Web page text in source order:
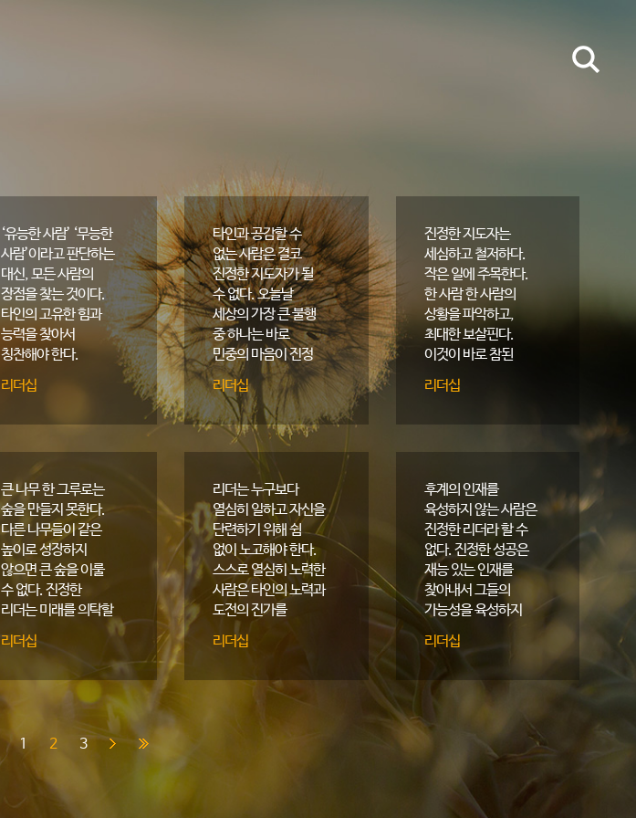
‘유능한 사람’ ‘무능한
사람’이라고 판단하는
대신, 모든 사람의
장점을 찾는 것이다.
타인의 고유한 힘과
능력을 찾아서
칭찬해야 한다.
인재가 육성되는가
아닌가는 인재육성을
달려있다.
리더십
타인과 공감할 수
없는 사람은 결코
진정한 지도자가 될
수 없다. 오늘날
세상의 가장 큰 불행
중 하나는 바로
민중의 마음이 진정
어떤지 알지 못하는
지도자가 너무 많다는
것이다.
리더십
진정한 지도자는
세심하고 철저하다.
작은 일에 주목한다.
한 사람 한 사람의
상황을 파악하고,
최대한 보살핀다.
이것이 바로 참된
지도자의 모습이다.
리더십
큰 나무 한 그루로는
숲을 만들지 못한다.
다른 나무들이 같은
높이로 성장하지
않으면 큰 숲을 이룰
수 없다. 진정한
리더는 미래를 의탁할
인재를 육성하는 데
온 힘을 다한다.
리더십
리더는 누구보다
열심히 일하고 자신을
단련하기 위해 쉼
없이 노고해야 한다.
스스로 열심히 노력한
사람은 타인의 노력과
도전의 진가를
알아주고, 의미 있는
지원을 아끼지
리더십
후계의 인재를
육성하지 않는 사람은
진정한 리더라 할 수
없다. 진정한 성공은
재능 있는 인재를
찾아내서 그들의
가능성을 육성하지
않고서는 결코
이루어낼 수 없다.
리더십
1 2 3